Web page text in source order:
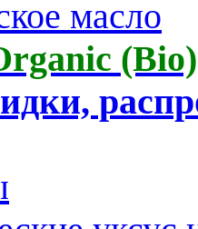
масло
(Bio)